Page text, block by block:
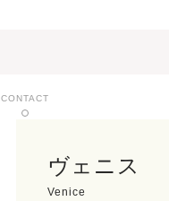
CONTACT
ヴェニス
Venice